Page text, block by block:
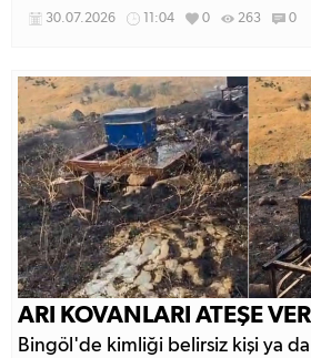
karşıya bırakılıyor.'
30.07.2026 11:04 0 263 0
ARI KOVANLARI ATEŞE
Bingöl'de kimliği belirsiz kişi ya